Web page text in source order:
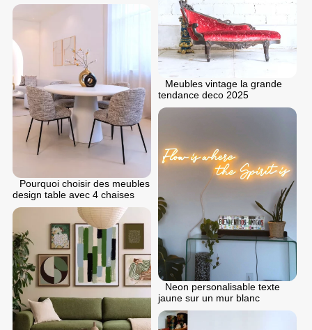
Meubles vintage la grande
tendance deco 2025
Pourquoi choisir des meubles
design table avec 4 chaises
Neon personalisable texte
jaune sur un mur blanc